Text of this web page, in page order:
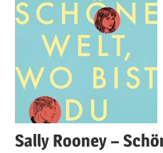
Sally Rooney –